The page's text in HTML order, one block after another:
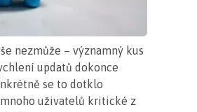
nezmůže – významný kus
updatů dokonce
se to dotklo
mnoho uživatelů kritické z